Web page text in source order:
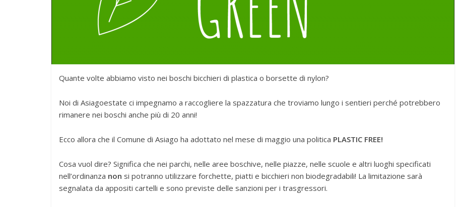
Quante volte abbiamo visto nei boschi bicchieri di plastica o borsette di nylon?
Noi di Asiagoestate ci impegnamo a raccogliere la spazzatura che troviamo lungo i sentieri perché potrebbero
rimanere nei boschi anche più di 20 anni!
Ecco allora che il Comune di Asiago ha adottato nel mese di maggio una politica PLASTIC FREE!
Cosa vuol dire? Significa che nei parchi, nelle aree boschive, nelle piazze, nelle scuole e altri luoghi specificati
nell’ordinanza non si potranno utilizzare forchette, piatti e bicchieri non biodegradabili! La limitazione sarà
segnalata da appositi cartelli e sono previste delle sanzioni per i trasgressori.